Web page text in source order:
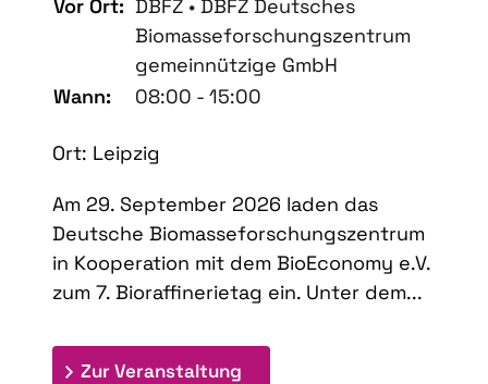
Vor Ort: DBFZ • DBFZ Deutsches
Biomasseforschungszentrum
gemeinnützige GmbH
Wann:
08:00 - 15:00
Ort: Leipzig
Am 29. September 2026 laden das
Deutsche Biomasseforschungszentrum
in Kooperation mit dem BioEconomy e.V.
zum 7. Bioraffinerietag ein. Unter dem...
Zur Veranstaltung